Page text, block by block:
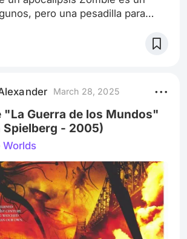
pero una pesadilla para
cuando de la nada,
comerse a cualquier ser vivo en
embargo, antes de continuar,
algo sobre los zombies en gener
March 28, 2025
"La Guerra de los Mundos"
Spielberg - 2005)
Worlds